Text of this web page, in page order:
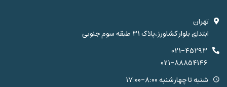
تهران
ابتدای بلوار کشاورز،پلاک 31 طبقه سوم جنوبی
021-45293
021-88854146
شنبه تا چهارشنبه 8:00-17:00